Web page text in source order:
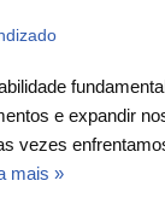
e expandir
vezes
mais »